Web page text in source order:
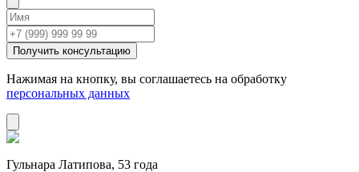
Получить консультацию
Нажимая на кнопку, вы соглашаетесь на обработку
персональных данных
Гульнара Латипова, 53 года